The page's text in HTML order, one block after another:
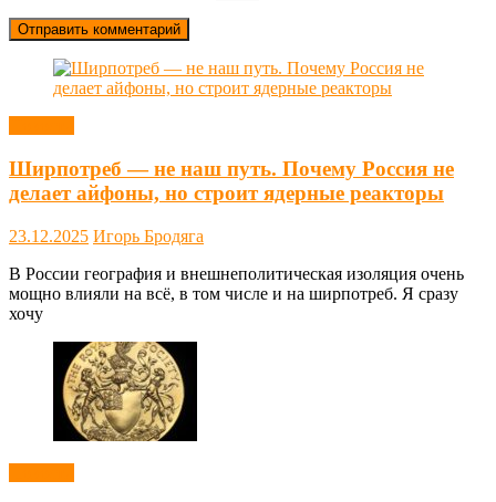
Ширпотреб — не наш путь. Почему Россия не
делает айфоны, но строит ядерные реакторы
23.12.2025 Игорь Бродяга
В России география и внешнеполитическая изоляция очень
мощно влияли на всё, в том числе и на ширпотреб. Я сразу
хочу